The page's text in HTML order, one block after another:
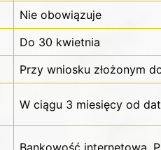
Nie obowiązuje
Do 30 kwietnia
Przy wniosku złożonym
W ciągu 3 miesięcy od
Bankowość internetowa,